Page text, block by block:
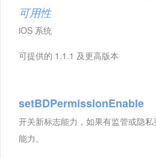
可用性
iOS 系统
可提供的 1.1.1 及更高版本
setBDPermissionEnable
开关新标志能力，如果有监管或隐
能力。